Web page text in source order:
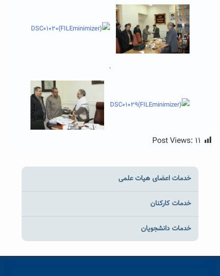
.
Post Views: ۱۱
خدمات اعضای هیات علمی
خدمات کارکنان
خدمات دانشجویان